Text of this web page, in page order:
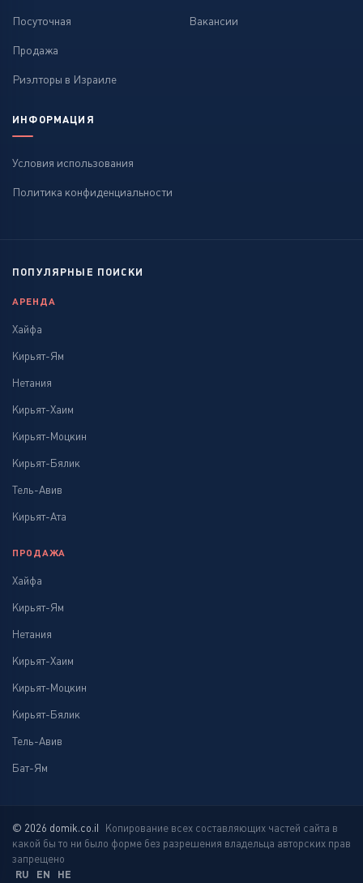
Посуточная
Продажа
Риэлторы в Израиле
Вакансии
ИНФОРМАЦИЯ
Условия использования
Политика конфиденциальности
ПОПУЛЯРНЫЕ ПОИСКИ
АРЕНДА
Хайфа
Кирьят-Ям
Нетания
Кирьят-Хаим
Кирьят-Моцкин
Кирьят-Бялик
Тель-Авив
Кирьят-Ата
ПРОДАЖА
Хайфа
Кирьят-Ям
Нетания
Кирьят-Хаим
Кирьят-Моцкин
Кирьят-Бялик
Тель-Авив
Бат-Ям
© 2026 domik.co.il
Копирование всех составляющих частей сайта в
какой бы то ни было форме без разрешения владельца авторских прав
запрещено
RU
EN HE